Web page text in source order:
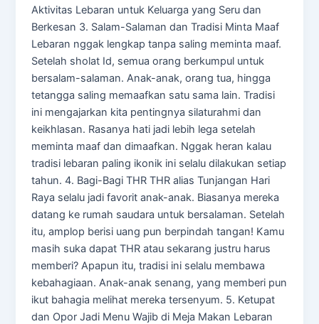
Aktivitas Lebaran untuk Keluarga yang Seru dan
Berkesan 3. Salam-Salaman dan Tradisi Minta Maaf
Lebaran nggak lengkap tanpa saling meminta maaf.
Setelah sholat Id, semua orang berkumpul untuk
bersalam-salaman. Anak-anak, orang tua, hingga
tetangga saling memaafkan satu sama lain. Tradisi
ini mengajarkan kita pentingnya silaturahmi dan
keikhlasan. Rasanya hati jadi lebih lega setelah
meminta maaf dan dimaafkan. Nggak heran kalau
tradisi lebaran paling ikonik ini selalu dilakukan setiap
tahun. 4. Bagi-Bagi THR THR alias Tunjangan Hari
Raya selalu jadi favorit anak-anak. Biasanya mereka
datang ke rumah saudara untuk bersalaman. Setelah
itu, amplop berisi uang pun berpindah tangan! Kamu
masih suka dapat THR atau sekarang justru harus
memberi? Apapun itu, tradisi ini selalu membawa
kebahagiaan. Anak-anak senang, yang memberi pun
ikut bahagia melihat mereka tersenyum. 5. Ketupat
dan Opor Jadi Menu Wajib di Meja Makan Lebaran